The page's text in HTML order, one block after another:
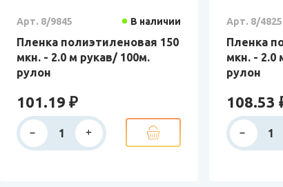
Арт. 8/9845 В наличии
Пленка полиэтиленовая 150
мкн. - 2.0 м рукав/ 100м.
рулон
101.19 ₽
Арт. 8/4825
Пленка
мкн. - 2.0
рулон
108.53